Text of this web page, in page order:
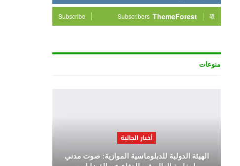
ThemeForest
Subscribers
Subscribe
منوعات
أخبار الجالية
الهيئة الدولية للدبلوماسية الموازية: صوت مدني